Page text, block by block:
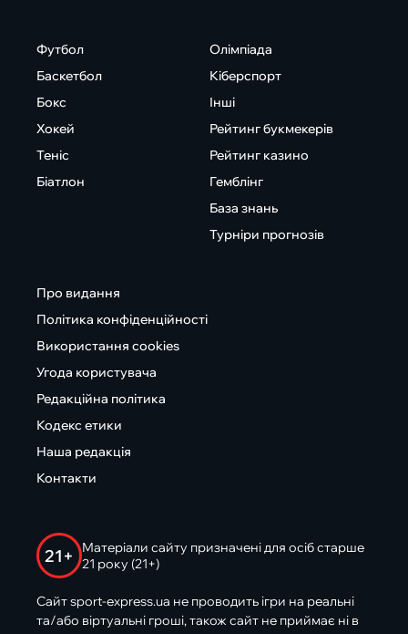
Футбол
Баскетбол
Бокс
Хокей
Теніс
Біатлон
Олімпіада
Кіберспорт
Інші
Рейтинг букмекерів
Рейтинг казино
Гемблінг
База знань
Турніри прогнозів
Про видання
Політика конфіденційності
Використання cookies
Угода користувача
Редакційна політика
Кодекс етики
Наша редакція
Контакти
21+
Матеріали сайту призначені для осіб старше
21 року (21+)
Сайт sport-express.ua не проводить ігри на реальні
та/або віртуальні гроші, також сайт не приймає ні в